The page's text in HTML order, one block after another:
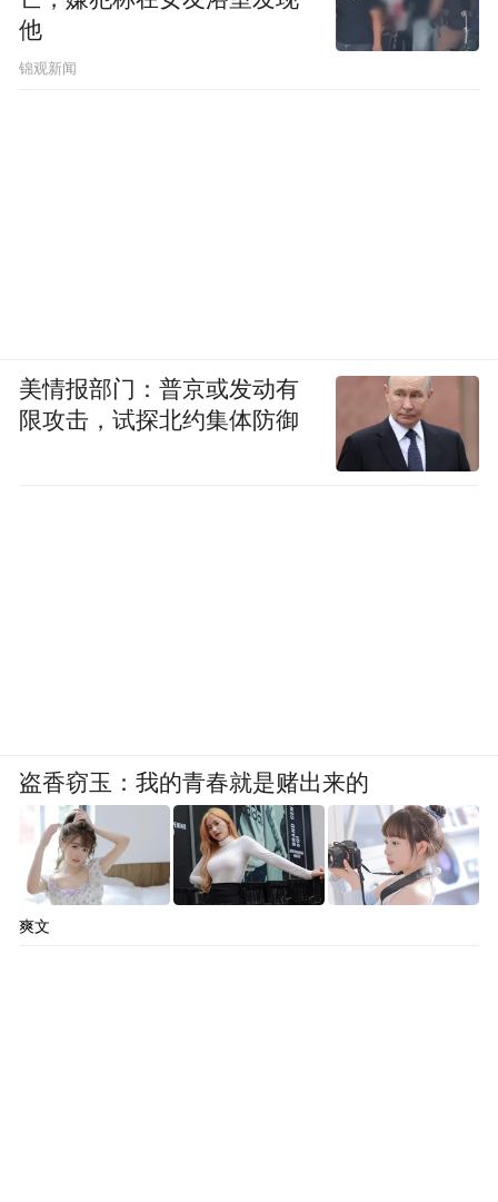
他
锦观新闻
美情报部门：普京或发动有
限攻击，试探北约集体防御
盗香窃玉：我的青春就是赌出来的
爽文